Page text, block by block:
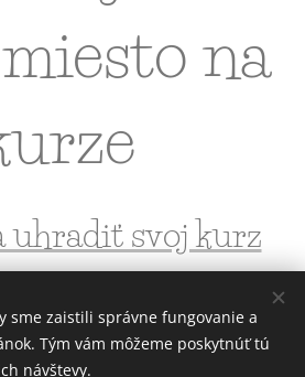
na
uhradiť svoj kurz
tu
sme zaistili správne fungovanie a
Tým vám môžeme poskytnúť tú
návštevy.